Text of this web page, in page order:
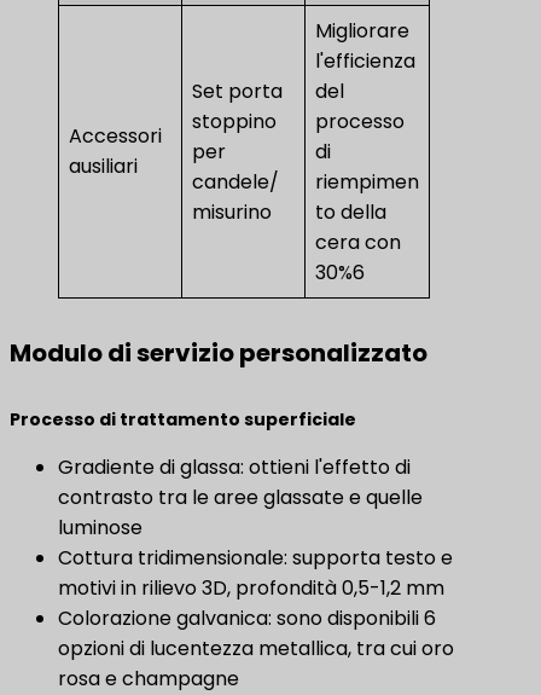
Accessori
ausiliari
Set porta
stoppino
per
candele/
misurino
Migliorare
l'efficienza
del
processo
di
riempimen
to della
cera con
30%6
Modulo di servizio personalizzato
Processo di trattamento superficiale
Gradiente di glassa: ottieni l'effetto di
contrasto tra le aree glassate e quelle
luminose
Cottura tridimensionale: supporta testo e
motivi in rilievo 3D, profondità 0,5-1,2 mm
Colorazione galvanica: sono disponibili 6
opzioni di lucentezza metallica, tra cui oro
rosa e champagne